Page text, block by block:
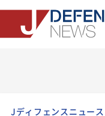
Jディフェンスニュース